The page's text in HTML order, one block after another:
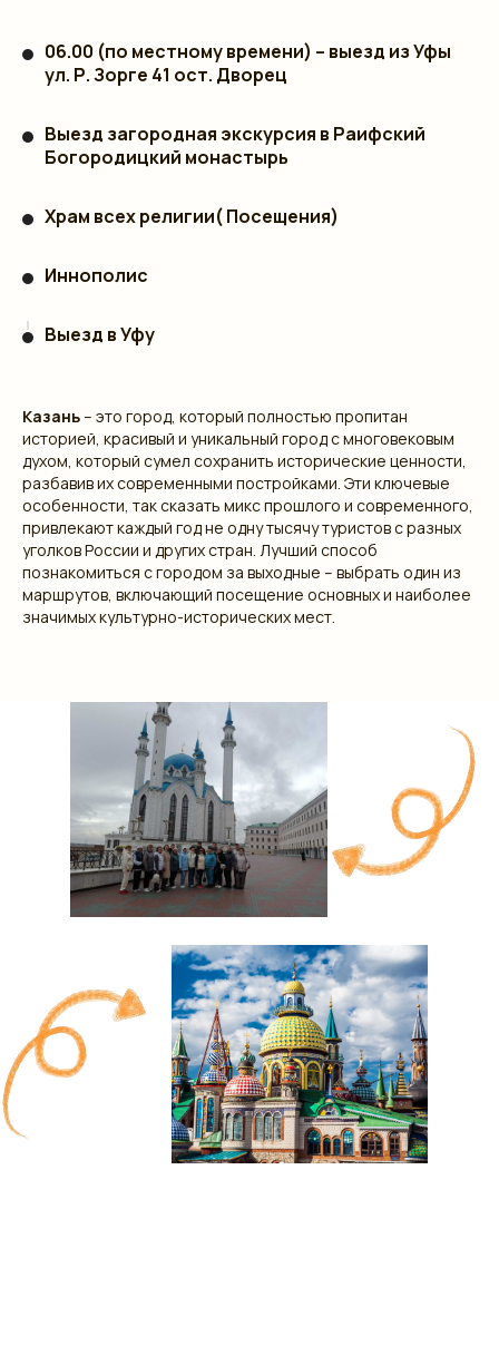
06.00 (по местному времени) – выезд из Уфы
ул. Р. Зорге 41 ост. Дворец
Выезд загородная экскурсия в Раифский
Богородицкий монастырь
Храм всех религии( Посещения)
Иннополис
Выезд в Уфу
Казань– это город, который полностью пропитан
историей, красивый и уникальный город с многовековым
духом, который сумел сохранить исторические ценности,
разбавив их современными постройками. Эти ключевые
особенности, так сказать микс прошлого и современного,
привлекают каждый год не одну тысячу туристов с разных
уголков России и других стран. Лучший способ
познакомиться с городом за выходные – выбрать один из
маршрутов, включающий посещение основных и наиболее
значимых культурно-исторических мест.